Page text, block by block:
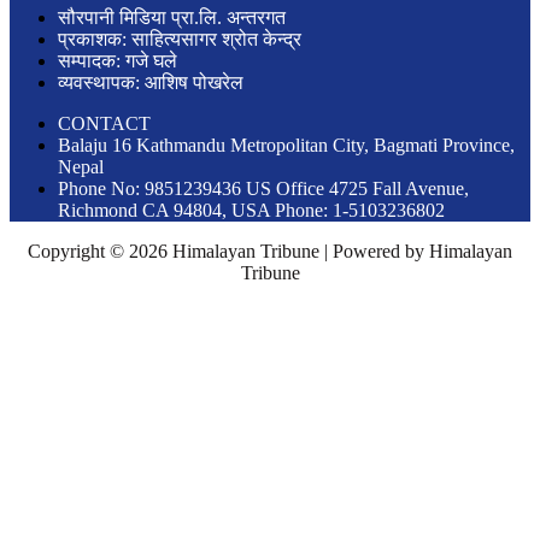
सौरपानी मिडिया प्रा.लि. अन्तरगत
प्रकाशक: साहित्यसागर श्रोत केन्द्र
सम्पादक: गजे घले
व्यवस्थापक: आशिष पोखरेल
CONTACT
Balaju 16 Kathmandu Metropolitan City, Bagmati Province,
Nepal
Phone No: 9851239436 US Office 4725 Fall Avenue,
Richmond CA 94804, USA Phone: 1-5103236802
Copyright © 2026 Himalayan Tribune | Powered by Himalayan
Tribune